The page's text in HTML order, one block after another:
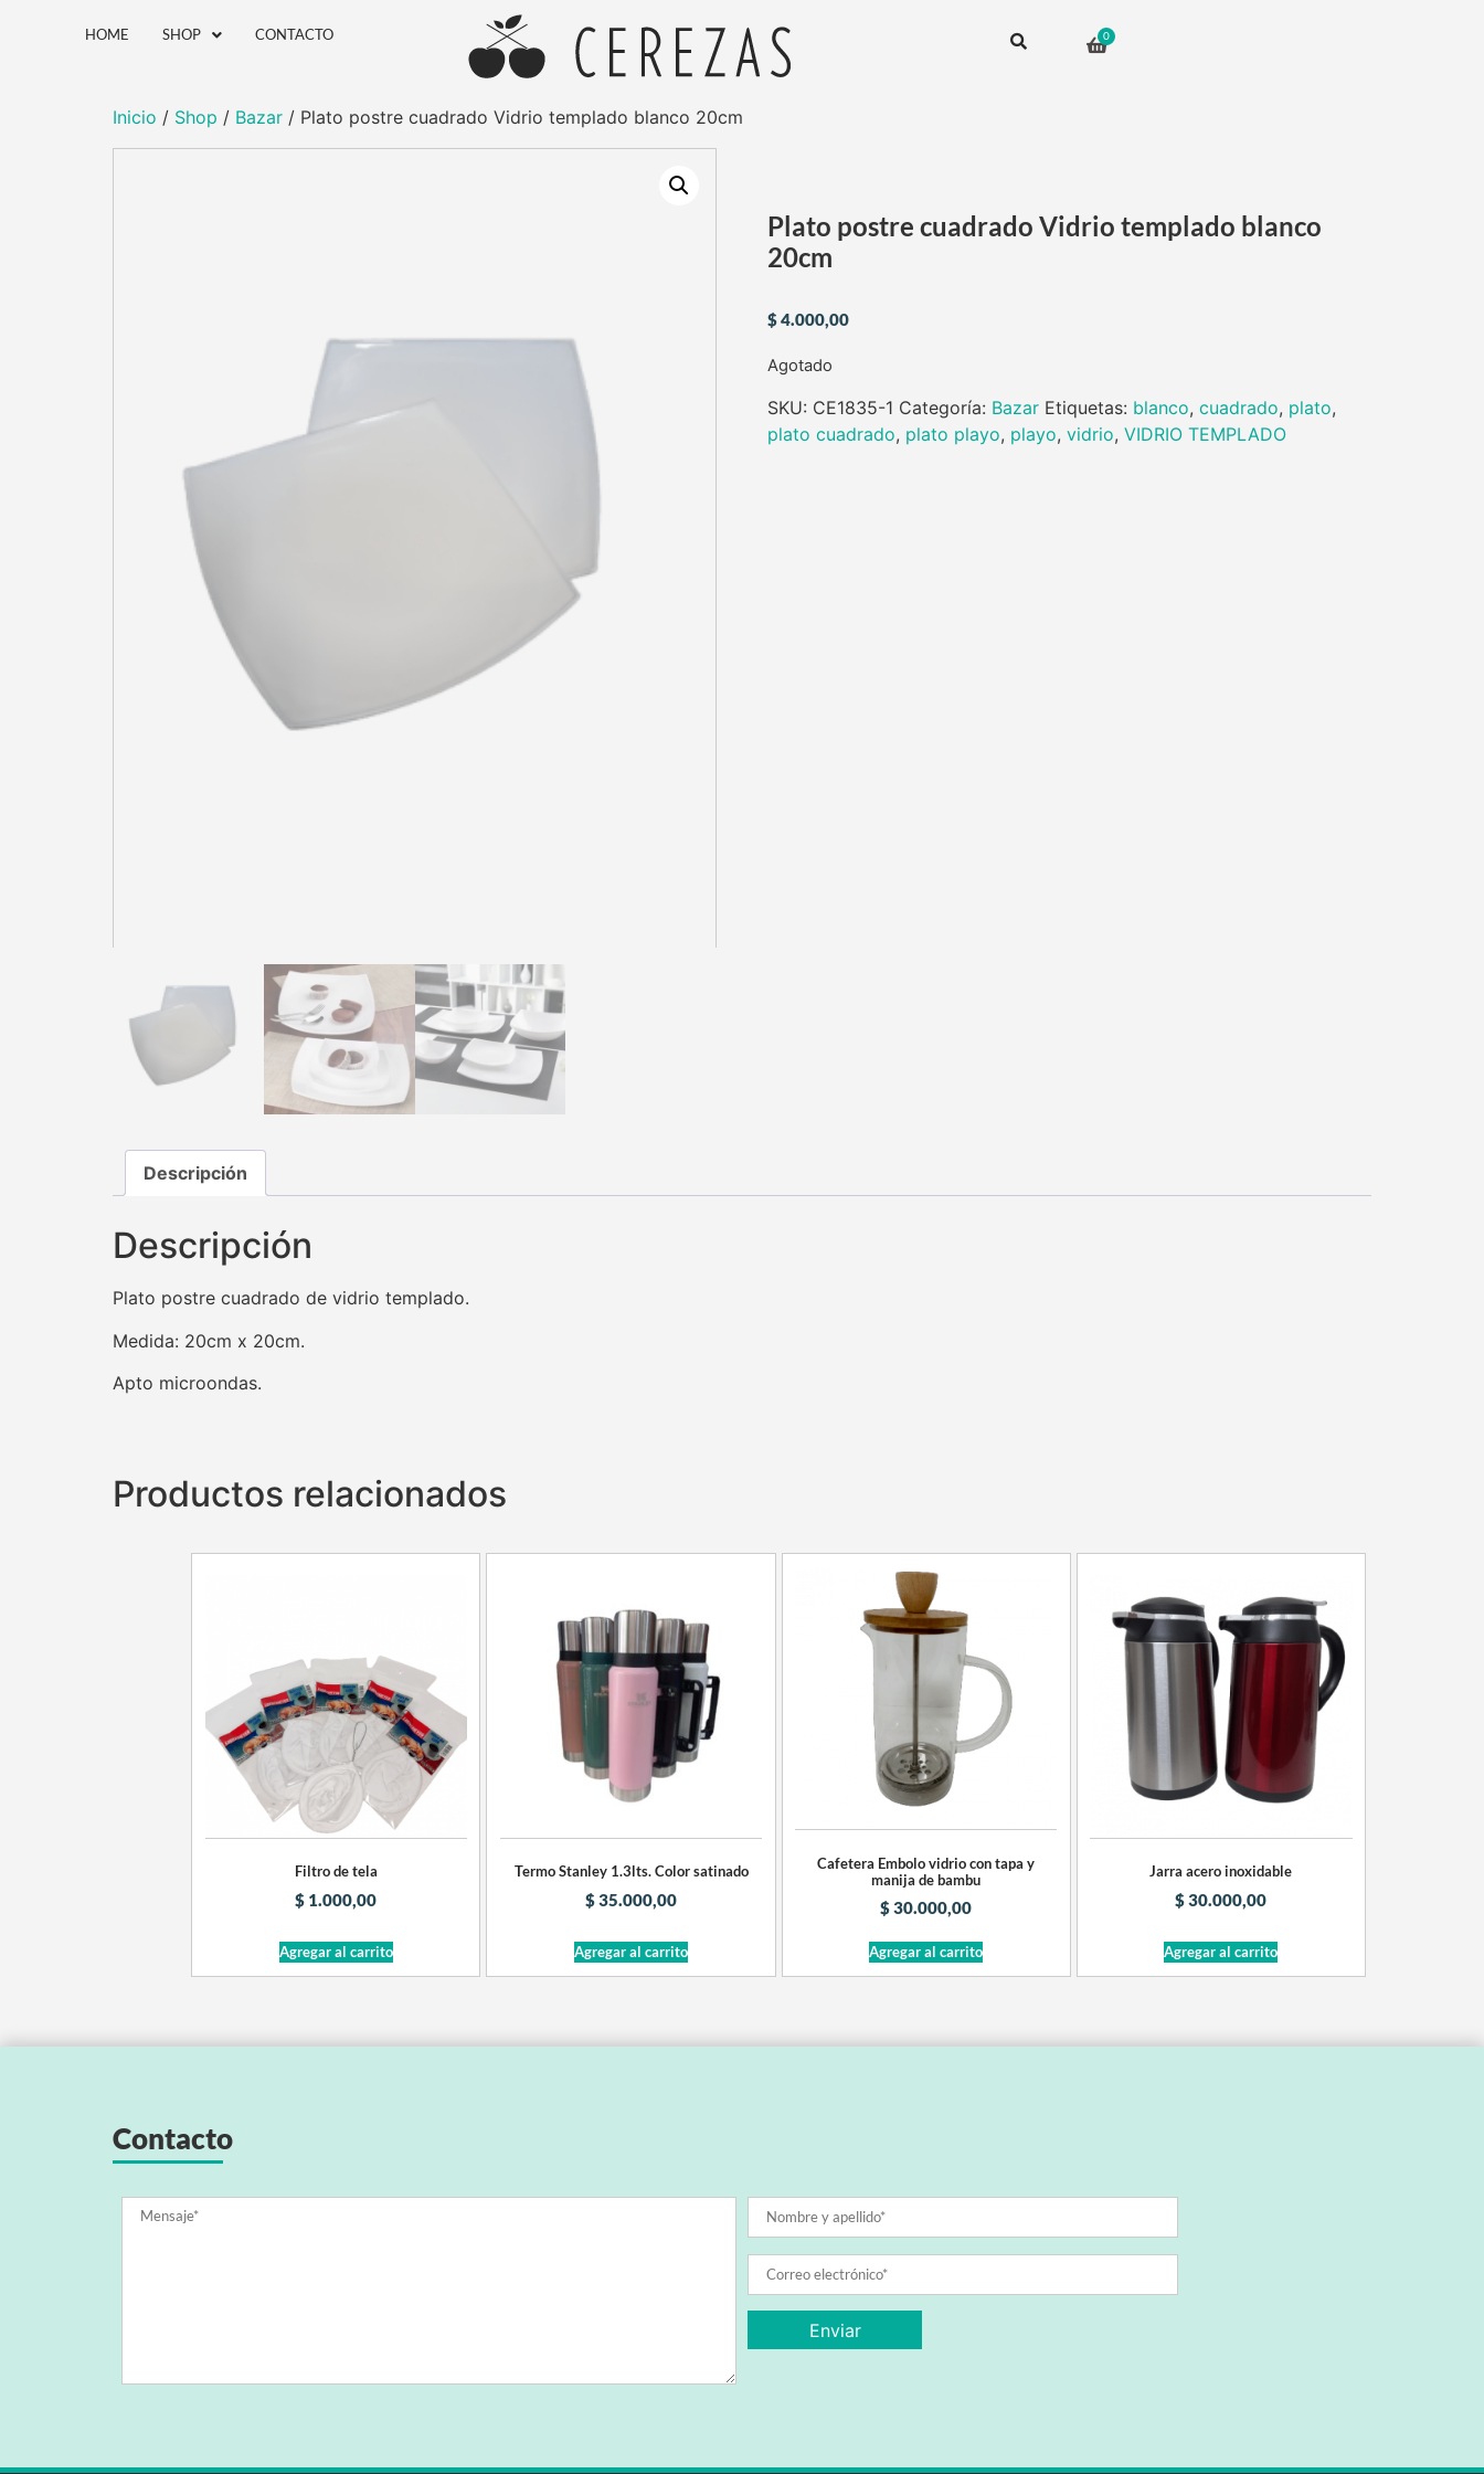
HOME SHOP CONTACTO
Inicio / Shop / Bazar / Plato postre cuadrado Vidrio templado blanco 20cm
Plato postre cuadrado Vidrio templado blanco
20cm
$4.000,00
Agotado
SKU: CE1835-1 Categoría: Bazar Etiquetas: blanco, cuadrado, plato,
plato cuadrado, plato playo, playo, vidrio, VIDRIO TEMPLADO
Descripción
Descripción
Plato postre cuadrado de vidrio templado.
Medida: 20cm x 20cm.
Apto microondas.
Productos relacionados
Filtro de tela
$ 1.000,00
Agregar al carrito
Termo Stanley 1.3lts. Color satinado
$35.000,00
Agregar al carrito
Cafetera Embolo vidrio con tapa y
manija de bambu
$30.000,00
Agregar al carrito
Jarra acero inoxidable
$30.000,00
Agregar al carrito
Contacto